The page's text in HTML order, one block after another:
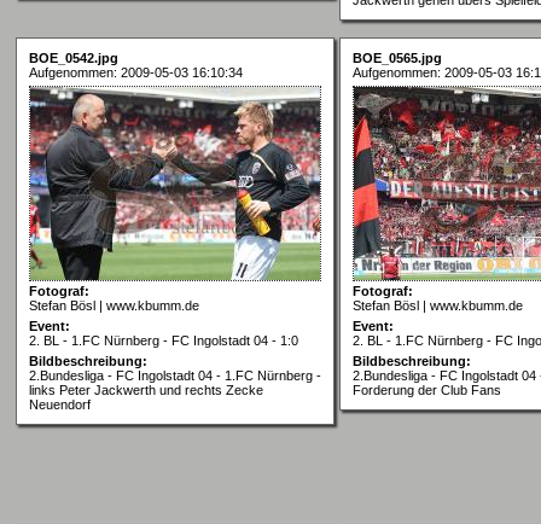
BOE_0542.jpg
Aufgenommen: 2009-05-03 16:10:34
Fotograf:
Stefan Bösl | www.kbumm.de
Event:
2. BL - 1.FC Nürnberg - FC Ingolstadt 04 - 1:0
Bildbeschreibung:
2.Bundesliga - FC Ingolstadt 04 - 1.FC Nürnberg -
links Peter Jackwerth und rechts Zecke
Neuendorf
BOE_0565.jpg
Aufgenommen: 2009-05-03
Fotograf:
Stefan Bösl | www.kbumm.de
Event:
2. BL - 1.FC Nürnberg - FC
Bildbeschreibung:
2.Bundesliga - FC Ingolstadt
Forderung der Club Fans